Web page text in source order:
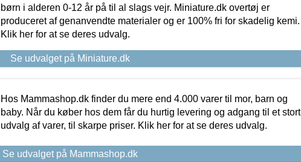
børn i alderen 0-12 år på til al slags vejr. Miniature.dk overtøj er
produceret af genanvendte materialer og er 100% fri for skadelig kemi.
Klik her for at se deres udvalg.
Se udvalget på Miniature.dk
Hos Mammashop.dk finder du mere end 4.000 varer til mor, barn og
baby. Når du køber hos dem får du hurtig levering og adgang til et stort
udvalg af varer, til skarpe priser. Klik her for at se deres udvalg.
Se udvalget på Mammashop.dk